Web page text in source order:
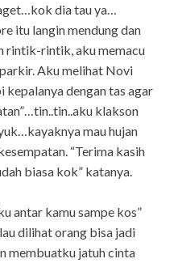
dia tau ya…
itu langin mendung dan
rintik-rintik, aku memacu
Aku melihat Novi
dengan tas agar
klakson
mau hujan
“Terima kasih
biasa kok” katanya.
antar kamu sampe kos”
dilihat orang bisa jadi
membuatku jatuh cinta